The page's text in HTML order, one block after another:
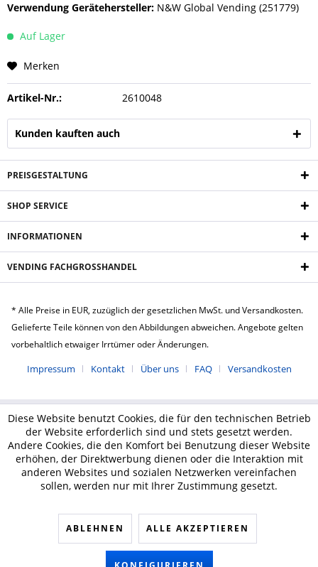
Verwendung Gerätehersteller: N&W Global Vending (251779)
Auf Lager
Merken
Artikel-Nr.: 2610048
Kunden kauften auch
PREISGESTALTUNG
SHOP SERVICE
INFORMATIONEN
VENDING FACHGROSSHANDEL
* Alle Preise in EUR, zuzüglich der gesetzlichen MwSt. und Versandkosten.
Gelieferte Teile können von den Abbildungen abweichen. Angebote gelten
vorbehaltlich etwaiger Irrtümer oder Änderungen.
Impressum Kontakt Über uns FAQ Versandkosten
Diese Website benutzt Cookies, die für den technischen Betrieb
der Website erforderlich sind und stets gesetzt werden.
Andere Cookies, die den Komfort bei Benutzung dieser Website
erhöhen, der Direktwerbung dienen oder die Interaktion mit
anderen Websites und sozialen Netzwerken vereinfachen
sollen, werden nur mit Ihrer Zustimmung gesetzt.
ABLEHNEN ALLE AKZEPTIEREN